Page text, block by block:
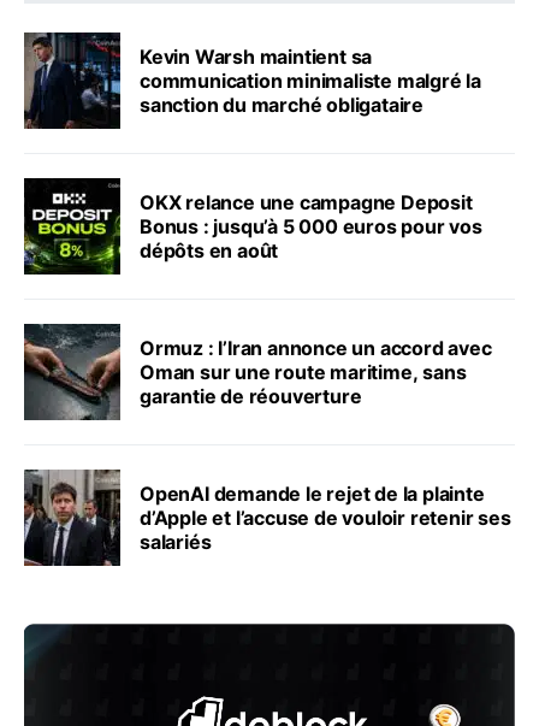
Kevin Warsh maintient sa
communication minimaliste malgré la
sanction du marché obligataire
OKX relance une campagne Deposit
Bonus : jusqu’à 5 000 euros pour vos
dépôts en août
Ormuz : l’Iran annonce un accord avec
Oman sur une route maritime, sans
garantie de réouverture
OpenAI demande le rejet de la plainte
d’Apple et l’accuse de vouloir retenir ses
salariés